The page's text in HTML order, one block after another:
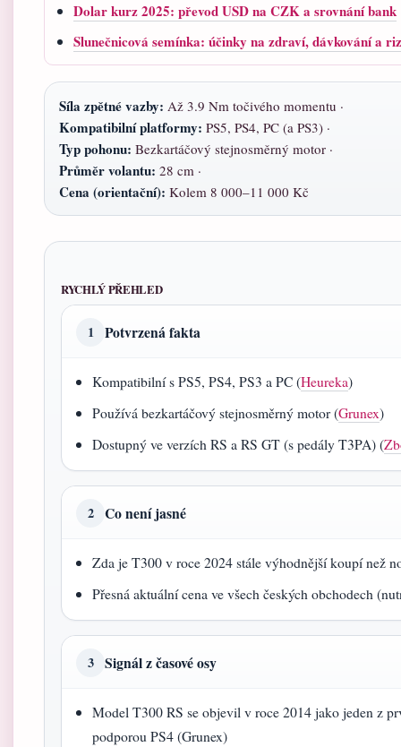
Dolar kurz 2025: převod USD na CZK a srovnání bank
Slunečnicová semínka: účinky na zdraví, dávkování a
Síla zpětné vazby: Až 3.9 Nm točivého momentu ·
Kompatibilní platformy: PS5, PS4, PC (a PS3) ·
Typ pohonu: Bezkartáčový stejnosměrný motor ·
Průměr volantu: 28 cm ·
Cena (orientační): Kolem 8 000–11 000 Kč
RYCHLÝ PŘEHLED
1 Potvrzená fakta
Kompatibilní s PS5, PS4, PS3 a PC (Heureka)
Používá bezkartáčový stejnosměrný motor (Grunex)
Dostupný ve verzích RS a RS GT (s pedály T3PA) (
2 Co není jasné
Zda je T300 v roce 2024 stále výhodnější koupí než
Přesná aktuální cena ve všech českých obchodech
3 Signál z časové osy
Model T300 RS se objevil v roce 2014 jako jeden z
podporou PS4 (Grunex)